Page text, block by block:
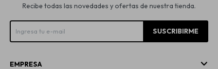
Recibe todas las novedades y ofertas de nuestra tienda.
SUSCRIBIRME
EMPRESA